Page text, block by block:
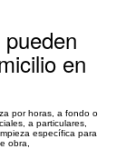
en
por horas, a fondo o
a particulares,
específica para
obra,